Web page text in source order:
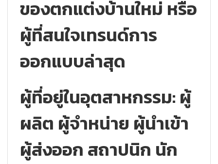
ของตกแต่งบ้านใหม่ หรือ
ผู้ที่สนใจเทรนด์การ
ออกแบบล่าสุด
ผู้ที่อยู่ในอุตสาหกรรม: ผู้
ผลิต ผู้จำหน่าย ผู้นำเข้า
ผู้ส่งออก สถาปนิก นัก